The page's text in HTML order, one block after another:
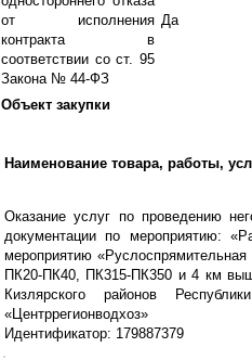
от исполнения
контракта в
соответствии со ст. 95
Закона № 44-ФЗ
Да
Объект закупки
Наименование товара, работы,
Оказание услуг по проведению
документации по мероприятию:
мероприятию
ПК20-ПК40, ПК315-ПК350 и 4 км
Кизлярского районов
«Центррегионводхоз»
Идентификатор: 179887379